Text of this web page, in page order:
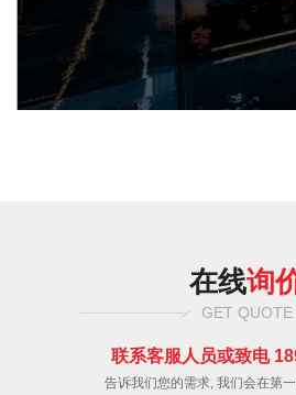
在线询
GET QUOTE
联系客服人员或致电
告诉我们您的需求, 我们会在第一